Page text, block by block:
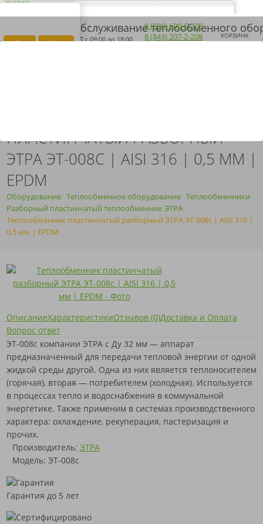
ВЫБРАТЬ
ВАШ ГОРОД ЭЛЬ-
Да НетПН-ПТс 09:00 до 18:00
8 (800) 600-6-278
8 (843) 207-2-208
КОРЗИНА
ПЛАСТИНЧАТЫЙ РАЗБОРНЫЙ
ЭТРА ЭТ-008С | AISI 316 | 0,5 ММ |
EPDM
Оборудование Теплообменное оборудование Теплообменники
Разборный пластинчатый теплообменник ЭТРА
Теплообменник пластинчатый разборный ЭТРА ЭТ-008с | AISI 316 |
0,5 мм | EPDM
ОписаниеХарактеристикиОтзывов (0)Доставка и Оплата
Вопрос ответ
ЭТ-008с компании ЭТРА с Ду 32 мм — аппарат
предназначенный для передачи тепловой энергии от одной
жидкой среды другой. Одна из них является теплоносителем
(горячая), вторая — потребителем (холодная). Используется
в процессах тепло и водоснабжения в коммунальной
энергетике. Также применим в системах производственного
характера: охлаждение, рекуперация, пастеризация и
прочих.
Производитель: ЭТРА
Модель: ЭТ-008с
Гарантия до 5 лет